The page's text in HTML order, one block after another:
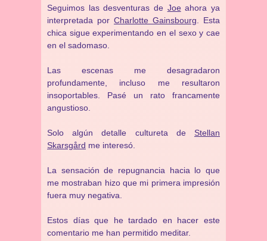
Seguimos las desventuras de Joe ahora ya
interpretada por Charlotte Gainsbourg . Esta
chica sigue experimentando en el sexo y cae
en el sadomaso.
Las escenas me desagradaron
profundamente, incluso me resultaron
insoportables. Pasé un rato francamente
angustioso.
Solo algún detalle cultureta de Stellan
Skarsgård me interesó.
La sensación de repugnancia hacia lo que
me mostraban hizo que mi primera impresión
fuera muy negativa.
Estos días que he tardado en hacer este
comentario me han permitido meditar.